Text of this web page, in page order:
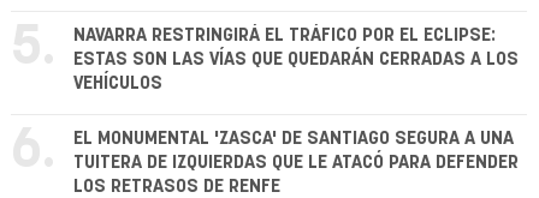
5.
NAVARRA RESTRINGIRÁ EL TRÁFICO POR EL ECLIPSE:
ESTAS SON LAS VÍAS QUE QUEDARÁN CERRADAS A LOS
VEHÍCULOS
6.
EL MONUMENTAL 'ZASCA' DE SANTIAGO SEGURA A UNA
TUITERA DE IZQUIERDAS QUE LE ATACÓ PARA DEFENDER
LOS RETRASOS DE RENFE